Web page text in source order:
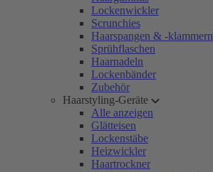
Lockenwickler
Scrunchies
Haarspangen & -klammern
Sprühflaschen
Haarnadeln
Lockenbänder
Zubehör
Haarstyling-Geräte
Alle anzeigen
Glätteisen
Lockenstäbe
Heizwickler
Haartrockner